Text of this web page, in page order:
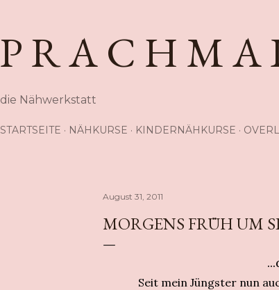
P R A C H M A
die Nähwerkstatt
STARTSEITE NÄHKURSE KINDERNÄHKURSE
August 31, 2011
MORGENS FRÜH UM
Seit mein Jüngster nun